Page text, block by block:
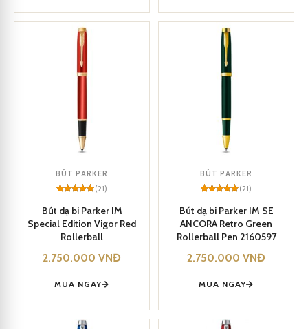
BÚT PARKER
out of 5
based on
customer
(21)
Bút dạ bi Parker IM
Special Edition Vigor Red
Rollerball
2.750.000 VNĐ
MUA NGAY
BÚT PARKER
out of 5
based on
customer
(21)
Bút dạ bi Parker IM SE
ANCORA Retro Green
Rollerball Pen 2160597
2.750.000 VNĐ
MUA NGAY